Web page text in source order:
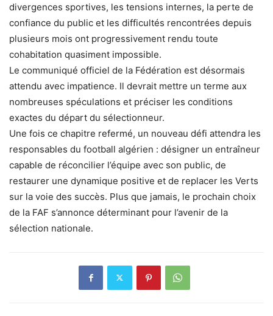
divergences sportives, les tensions internes, la perte de
confiance du public et les difficultés rencontrées depuis
plusieurs mois ont progressivement rendu toute
cohabitation quasiment impossible.
Le communiqué officiel de la Fédération est désormais
attendu avec impatience. Il devrait mettre un terme aux
nombreuses spéculations et préciser les conditions
exactes du départ du sélectionneur.
Une fois ce chapitre refermé, un nouveau défi attendra les
responsables du football algérien : désigner un entraîneur
capable de réconcilier l’équipe avec son public, de
restaurer une dynamique positive et de replacer les Verts
sur la voie des succès. Plus que jamais, le prochain choix
de la FAF s’annonce déterminant pour l’avenir de la
sélection nationale.